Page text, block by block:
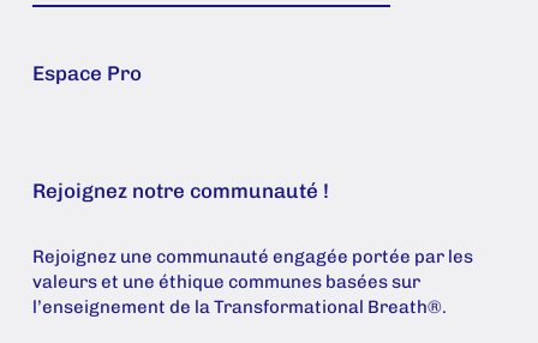
Espace Pro
Rejoignez notre communauté !
Rejoignez une communauté engagée portée par les
valeurs et une éthique communes basées sur
l’enseignement de la Transformational Breath®.